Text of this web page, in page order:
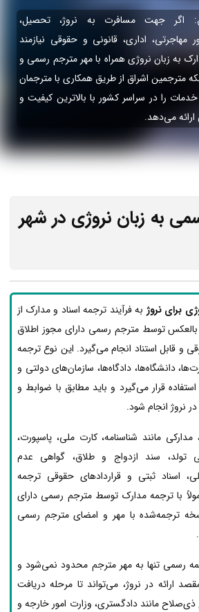
اگر جهت مسافرت به نروژ، تحصیل،
مهاجرتی، اداری، قانونی و حقوقی نیازمند
به زبان نروژی همراه با مهر مترجم رسمی و
مترجمین اشراق از طریق همکاری با مترجمان
را در سراسر کشور با بالاترین کیفیت و
ارائه می‌دهد.
به زبان نروژی در شهر
برای نروژ به فرآیند ترجمه اسناد و مدارک از
بالعکس توسط مترجم رسمی دارای مجوز اطلاق
قابل استناد انجام می‌گیرد. این نوع ترجمه
دانشگاه‌ها، دادگاه‌ها، سازمان‌های دولتی و
قرار می‌گیرد و باید مطابق با ضوابط و
نروژ انجام شود.
مانند شناسنامه، کارت ملی، پاسپورت،
تولد، سند ازدواج و طلاق، گواهی عدم
اسناد ثبتی و قراردادهای حقوقی ترجمه
با ترجمه مدارک توسط مترجم رسمی دارای
ترجمه‌شده با مهر و امضای مترجم رسمی
رسمی تنها به مهر مترجم محدود نمی‌شود و
ارائه در نروژ، می‌تواند تا مرحله دریافت
ذی‌صلاح مانند دادگستری، وزارت امور خارجه و